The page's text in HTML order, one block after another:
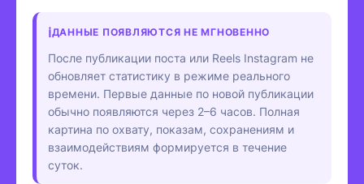
ДАННЫЕ ПОЯВЛЯЮТСЯ НЕ МГНОВЕННО
После публикации поста или Reels Instagram не
обновляет статистику в режиме реального
времени. Первые данные по новой публикации
обычно появляются через 2–6 часов. Полная
картина по охвату, показам, сохранениям и
взаимодействиям формируется в течение
суток.